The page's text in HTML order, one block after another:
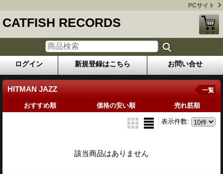
PCサイト
CATFISH RECORDS
ログイン 新規登録はこちら お問い合せ
HITMAN JAZZ 一覧
おすすめ順 価格の安い順 売れ筋順
表示件数:
該当商品はありません